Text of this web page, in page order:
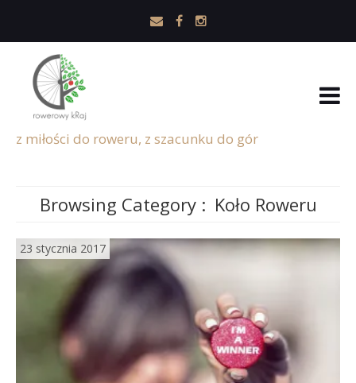
z miłości do roweru, z szacunku do gór
Browsing Category : Koło Roweru
23 stycznia 2017